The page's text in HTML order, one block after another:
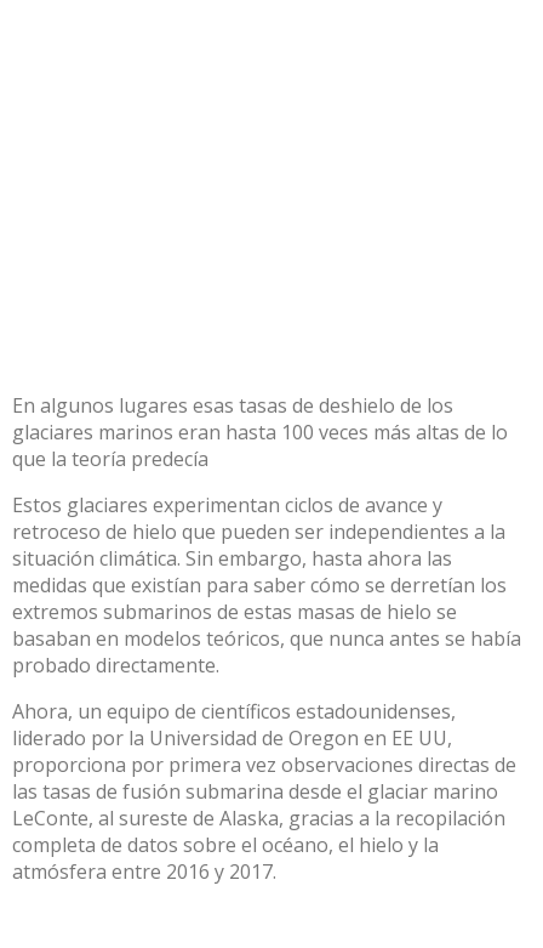
En algunos lugares esas tasas de deshielo de los
glaciares marinos eran hasta 100 veces más altas de lo
que la teoría predecía
Estos glaciares experimentan ciclos de avance y
retroceso de hielo que pueden ser independientes a la
situación climática. Sin embargo, hasta ahora las
medidas que existían para saber cómo se derretían los
extremos submarinos de estas masas de hielo se
basaban en modelos teóricos, que nunca antes se había
probado directamente.
Ahora, un equipo de científicos estadounidenses,
liderado por la Universidad de Oregon en EE UU,
proporciona por primera vez observaciones directas de
las tasas de fusión submarina desde el glaciar marino
LeConte, al sureste de Alaska, gracias a la recopilación
completa de datos sobre el océano, el hielo y la
atmósfera entre 2016 y 2017.